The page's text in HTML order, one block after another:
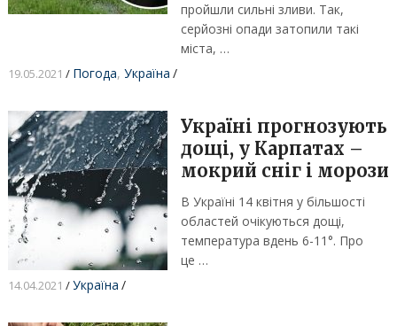
пройшли сильні зливи. Так,
серйозні опади затопили такі
міста, …
19.05.2021 / Погода, Україна /
Україні прогнозують
дощі, у Карпатах –
мокрий сніг і морози
В Україні 14 квітня у більшості
областей очікуються дощі,
температура вдень 6-11°. Про
це …
14.04.2021 /Україна /